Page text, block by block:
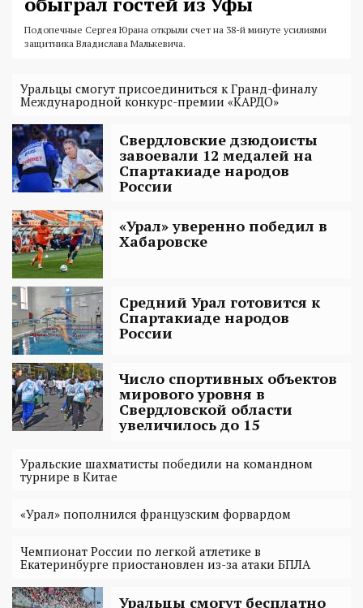
Подопечные Сергея Юрана открыли счет на 38-й минуте усилиями
защитника Владислава Малькевича.
Уральцы смогут присоединиться к Гранд-финалу
Международной конкурс-премии «КАРДО»
Свердловские дзюдоисты
завоевали 12 медалей на
Спартакиаде народов
России
«Урал» уверенно победил в
Хабаровске
Средний Урал готовится к
Спартакиаде народов
России
Число спортивных объектов
мирового уровня в
Свердловской области
увеличилось до 15
Уральские шахматисты победили на командном
турнире в Китае
«Урал» пополнился французским форвардом
Чемпионат России по легкой атлетике в
Екатеринбурге приостановлен из-за атаки БПЛА
Уральцы смогут бесплатно